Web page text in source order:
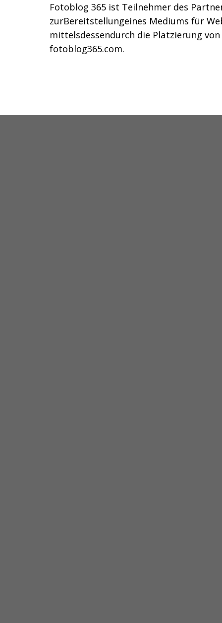
Fotoblog 365 ist Teilnehmer des
zurBereitstellungeines Mediums für
mittelsdessendurch die Platzierung
fotoblog365.com.